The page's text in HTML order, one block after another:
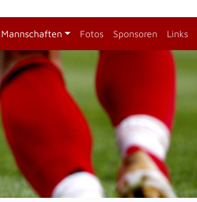
Fotos Sponsoren Links